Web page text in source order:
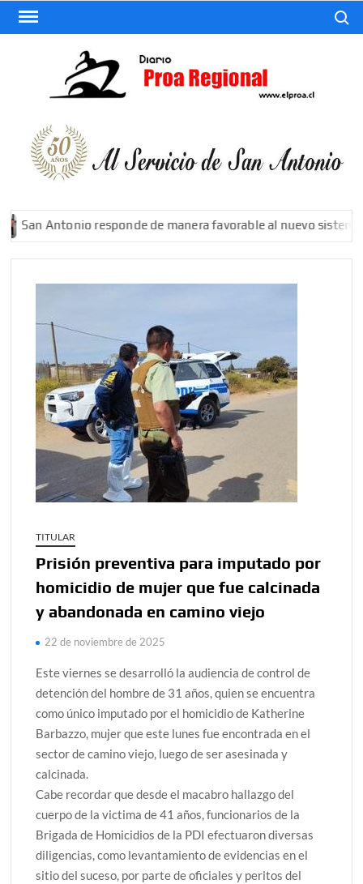
Saltar
San Antonio responde de manera favorable al nuevo sistema
TITULAR
Prisión preventiva para imputado por
homicidio de mujer que fue calcinada
y abandonada en camino viejo
22 de noviembre de 2025
Este viernes se desarrolló la audiencia de control de
detención del hombre de 31 años, quien se encuentra
como único imputado por el homicidio de Katherine
Barbazzo, mujer que este lunes fue encontrada en el
sector de camino viejo, luego de ser asesinada y
calcinada.
Cabe recordar que desde el macabro hallazgo del
cuerpo de la victima de 41 años, funcionarios de la
Brigada de Homicidios de la PDI efectuaron diversas
diligencias, como levantamiento de evidencias en el
sitio del suceso, por parte de oficiales y peritos del